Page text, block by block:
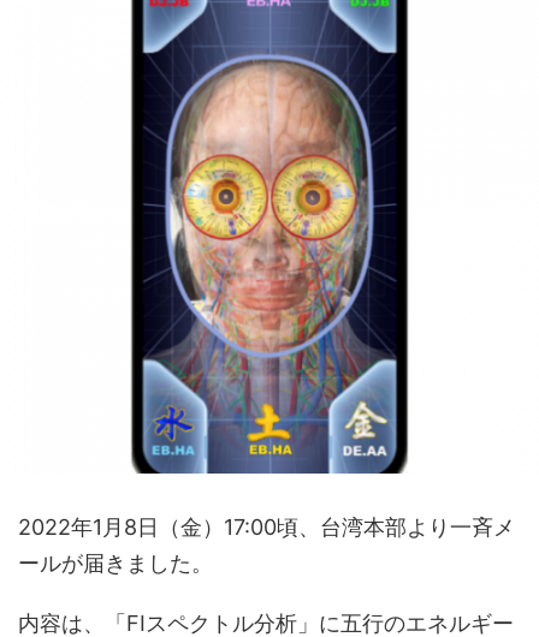
2022年1月8日（金）17:00頃、台湾本部より一斉メ
ールが届きました。
内容は、「FIスペクトル分析」に五行のエネルギー